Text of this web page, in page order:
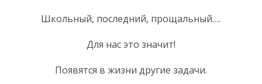
Школьный, последний, прощальный….
Для нас это значит!
Появятся в жизни другие задачи.